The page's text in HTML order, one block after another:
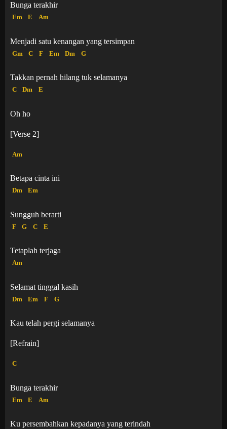
Bunga terakhir
Em E Am
Menjadi satu kenangan yang tersimpan
Gm C F Em Dm G
Takkan pernah hilang tuk selamanya
C Dm E
Oh ho
[Verse 2]
Am
Betapa cinta ini
Dm Em
Sungguh berarti
F G C E
Tetaplah terjaga
Am
Selamat tinggal kasih
Dm Em F G
Kau telah pergi selamanya
[Refrain]
C
Bunga terakhir
Em E Am
Ku persembahkan kepadanya yang terindah